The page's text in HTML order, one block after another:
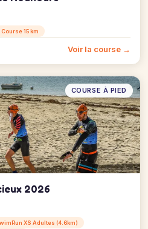
Course 15 km
Voir la course →
COURSE À PIED
2026
XS Adultes (4.6km)